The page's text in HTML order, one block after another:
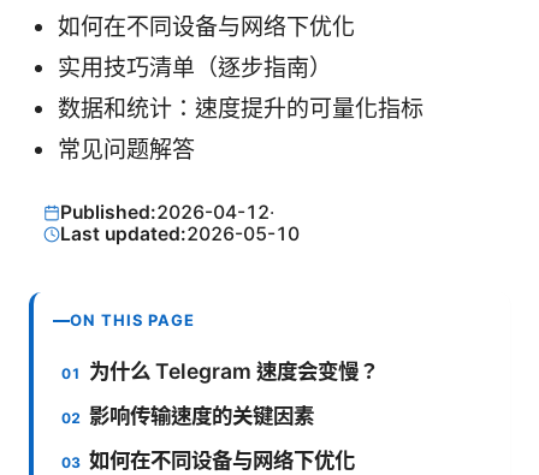
如何在不同设备与网络下优化
实用技巧清单（逐步指南）
数据和统计：速度提升的可量化指标
常见问题解答
Published:2026-04-12·
Last updated:2026-05-10
ON THIS PAGE
为什么 Telegram 速度会变慢？
影响传输速度的关键因素
如何在不同设备与网络下优化